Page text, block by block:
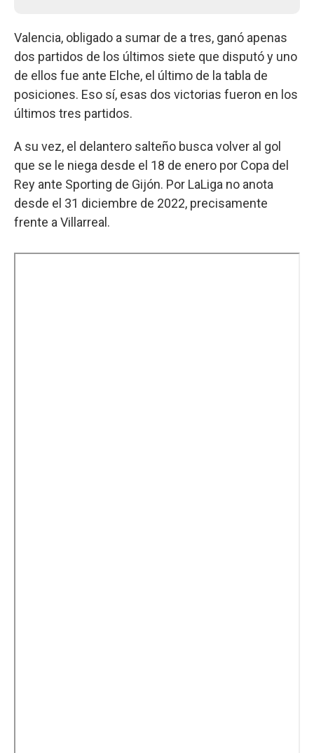
Valencia, obligado a sumar de a tres, ganó apenas
dos partidos de los últimos siete que disputó y uno
de ellos fue ante Elche, el último de la tabla de
posiciones. Eso sí, esas dos victorias fueron en los
últimos tres partidos.
A su vez, el delantero salteño busca volver al gol
que se le niega desde el 18 de enero por Copa del
Rey ante Sporting de Gijón. Por LaLiga no anota
desde el 31 diciembre de 2022, precisamente
frente a Villarreal.